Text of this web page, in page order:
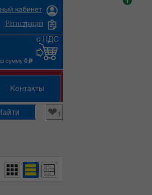
кабинет
Регистрация
сумму 0 c
с НДС
Контакты
❤1